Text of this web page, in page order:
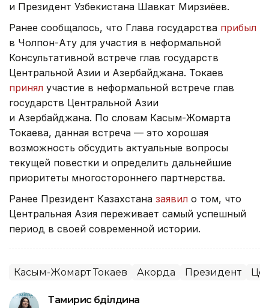
и Президент Узбекистана Шавкат Мирзиёев.
Ранее сообщалось, что Глава государства прибыл
в Чолпон-Ату для участия в неформальной
Консультативной встрече глав государств
Центральной Азии и Азербайджана. Токаев
принял участие в неформальной встрече глав
государств Центральной Азии
и Азербайджана. По словам Касым-Жомарта
Токаева, данная встреча — это хорошая
возможность обсудить актуальные вопросы
текущей повестки и определить дальнейшие
приоритеты многостороннего партнерства.
Ранее Президент Казахстана заявил о том, что
Центральная Азия переживает самый успешный
период в своей современной истории.
Касым-Жомарт Токаев Акорда Президент
Тамирис Әбділдина